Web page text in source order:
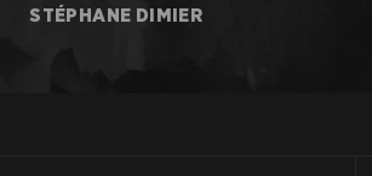
STÉPHANE DIMIER